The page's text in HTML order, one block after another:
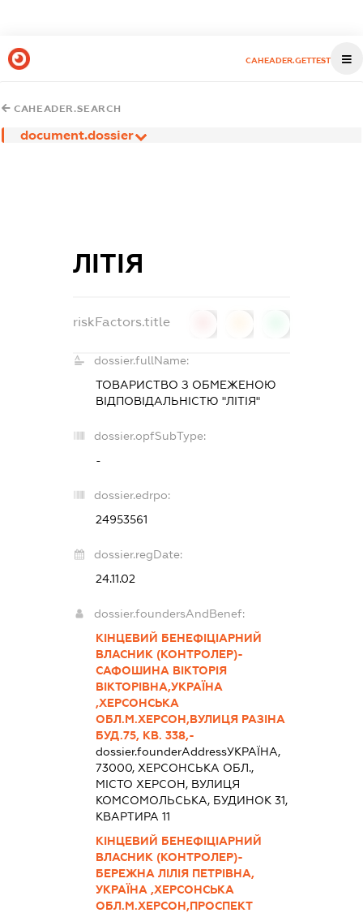
CAHEADER.GETTEST
CAHEADER.SEARCH
document.dossier
ЛІТІЯ
riskFactors.title
dossier.fullName:
ТОВАРИСТВО З ОБМЕЖЕНОЮ
ВІДПОВІДАЛЬНІСТЮ "ЛІТІЯ"
dossier.opfSubType:
-
dossier.edrpo:
24953561
dossier.regDate:
24.11.02
dossier.foundersAndBenef:
КІНЦЕВИЙ БЕНЕФІЦІАРНИЙ
ВЛАСНИК (КОНТРОЛЕР)-
САФОШИНА ВІКТОРІЯ
ВІКТОРІВНА,УКРАЇНА
,ХЕРСОНСЬКА
ОБЛ.М.ХЕРСОН,ВУЛИЦЯ РАЗІНА
БУД.75, КВ. 338,-
dossier.founderAddressУКРАЇНА,
73000, ХЕРСОНСЬКА ОБЛ.,
МІСТО ХЕРСОН, ВУЛИЦЯ
КОМСОМОЛЬСЬКА, БУДИНОК 31,
КВАРТИРА 11
КІНЦЕВИЙ БЕНЕФІЦІАРНИЙ
ВЛАСНИК (КОНТРОЛЕР)-
БЕРЕЖНА ЛІЛІЯ ПЕТРІВНА,
УКРАЇНА ,ХЕРСОНСЬКА
ОБЛ.М.ХЕРСОН,ПРОСПЕКТ